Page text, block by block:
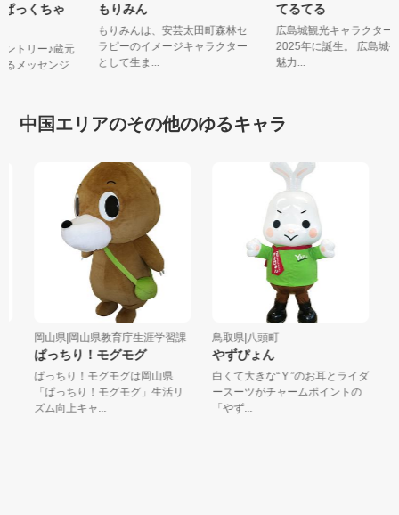
ぱっくちゃ
ントリー♪蔵元
るメッセンジ
もりみん
もりみんは、安芸太田町森林セ
ラピーのイメージキャラクター
として生ま...
てるてる
広島城観光キャラクタ
2025年に誕生。 広島
魅力...
中国エリアのその他のゆるキャラ
岡山県|岡山県教育庁生涯学習課
ぱっちり！モグモグ
ぱっちり！モグモグは岡山県
「ぱっちり！モグモグ」生活リ
ズム向上キャ...
鳥取県|八頭町
やずぴょん
白くて大きな“Ｙ”のお耳とライダ
ースーツがチャームポイントの
「やず...